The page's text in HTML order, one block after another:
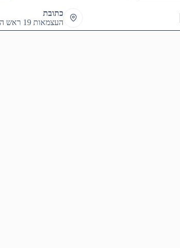
כתובת
העצמאות 19 ראש העין